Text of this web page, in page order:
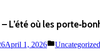
L’été où les
April 1, 2026
Posted
Uncategorized